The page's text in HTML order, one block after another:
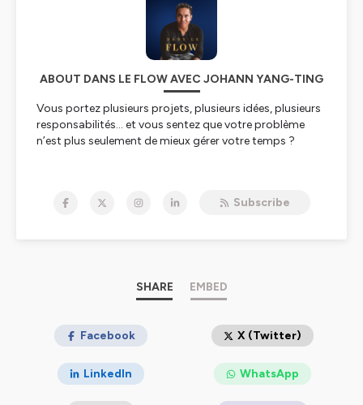
ABOUT DANS LE FLOW AVEC JOHANN YANG-TING
Vous portez plusieurs projets, plusieurs idées, plusieurs
responsabilités… et vous sentez que votre problème
n’est plus seulement de mieux gérer votre temps ?
Flowtasking™.
environnement devenu complexe, sans s’épuiser ni se
Ici, on parle de ce que vivent réellement celles et ceux qui
La surcharge mentale.
Subscribe
SHARE EMBED
Facebook X (Twitter)
LinkedIn WhatsApp